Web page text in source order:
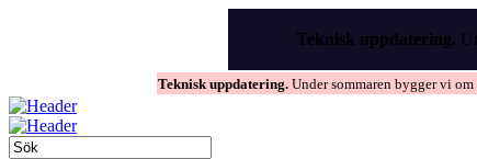
Teknisk uppdatering.
Teknisk uppdatering. Under sommaren bygger vi